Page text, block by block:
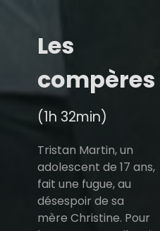
Les
compères
(1h 32min)
Tristan Martin, un
adolescent de 17 ans,
fait une fugue, au
désespoir de sa
mère Christine. Pour